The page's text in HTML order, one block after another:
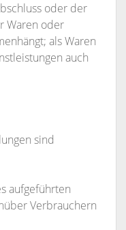
oder der
Waren oder
als Waren
auch
sind
aufgeführten
Verbrauchern